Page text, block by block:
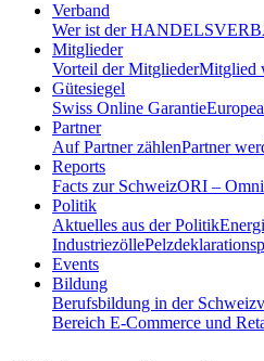
Verband
Wer ist der
Mitglieder
Vorteil der MitgliederMitglied
Gütesiegel
Swiss Online Garantie
Partner
Auf Partner zählenPartner
Reports
Facts zur SchweizORI –
Politik
Aktuelles aus der Politik
Industriezölle
Events
Bildung
Berufsbildung in der Schweiz
Bereich E-Commerce und